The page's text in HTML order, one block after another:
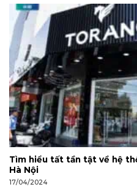
Tìm hiểu tất tần tật về hệ
Hà Nội
17/04/2024